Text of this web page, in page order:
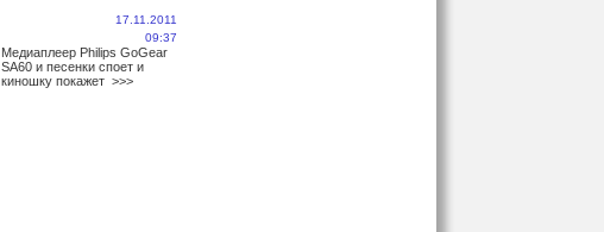
17.11.2011
09:37
Медиаплеер Philips GoGear
SA60 и песенки споет и
киношку покажет >>>